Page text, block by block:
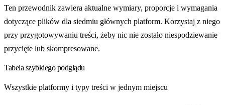
Ten przewodnik zawiera aktualne wymiary, proporcje i wymagania
dotyczące plików dla siedmiu głównych platform. Korzystaj z niego
przy przygotowywaniu treści, żeby nic nie zostało niespodziewanie
przycięte lub skompresowane.
Tabela szybkiego podglądu
Wszystkie platformy i typy treści w jednym miejscu